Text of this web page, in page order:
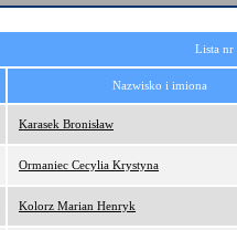
Lista
Nazwisko i imiona
Karasek Bronisław
Ormaniec Cecylia Krystyna
Kolorz Marian Henryk